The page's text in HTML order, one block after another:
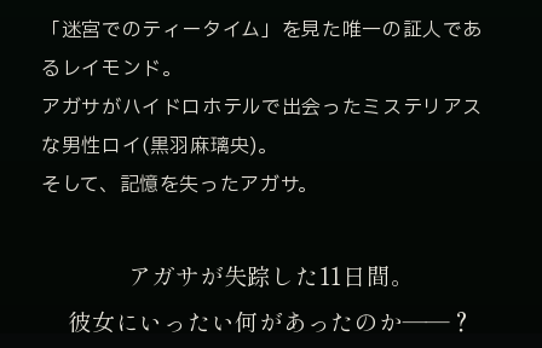
「迷宮でのティータイム」を見た唯一の証人であ
るレイモンド。
アガサがハイドロホテルで出会ったミステリアス
な男性ロイ(黒羽麻璃央)。
そして、記憶を失ったアガサ。
アガサが失踪した11日間。
彼女にいったい何があったのか――？